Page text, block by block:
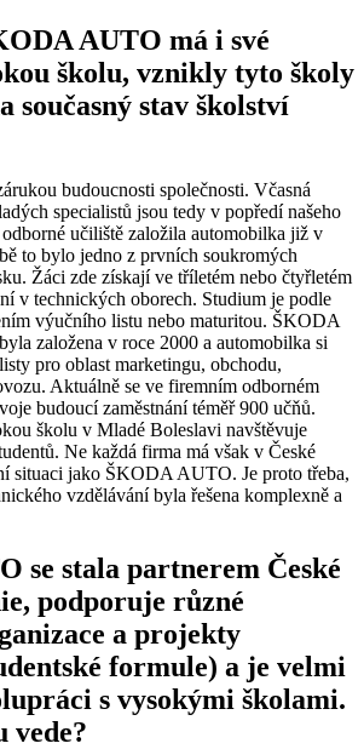
AUTO má i své
školu, vznikly tyto školy
současný stav školství
budoucnosti společnosti. Včasná
specialistů jsou tedy v popředí našeho
učiliště založila automobilka již v
to bylo jedno z prvních soukromých
Žáci zde získají ve tříletém nebo čtyřletém
v technických oborech. Studium je podle
výučního listu nebo maturitou. ŠKODA
založena v roce 2000 a automobilka si
pro oblast marketingu, obchodu,
Aktuálně se ve firemním odborném
budoucí zaměstnání téměř 900 učňů.
školu v Mladé Boleslavi navštěvuje
Ne každá firma má však v České
situaci jako ŠKODA AUTO. Je proto třeba,
vzdělávání byla řešena komplexně a
se stala partnerem České
podporuje různé
a projekty
formule) a je velmi
s vysokými školami.
vede?